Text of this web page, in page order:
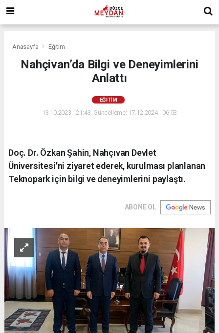
Anasayfa Eğitim
Nahçivan’da Bilgi ve Deneyimlerini
Anlattı
EĞITIM
13.10.2023 - 21:43, Güncelleme: 17.12.2024 - 06:53
Doç. Dr. Özkan Şahin, Nahçıvan Devlet
Üniversitesi'ni ziyaret ederek, kurulması planlanan
Teknopark için bilgi ve deneyimlerini paylaştı.
ABONE OL